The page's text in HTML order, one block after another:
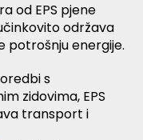
od EPS pjene
održava
potrošnju energije.
s
zidovima, EPS
transport i